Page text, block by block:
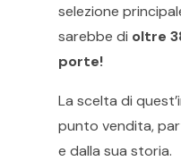
selezione
sarebbe di oltre
porte!
La scelta di
punto vendita,
e dalla sua storia.